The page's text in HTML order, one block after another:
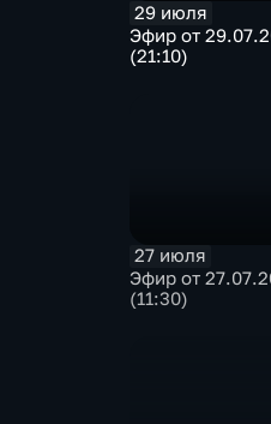
29 июля
Эфир от
(21:10)
27 июля
Эфир от
(11:30)